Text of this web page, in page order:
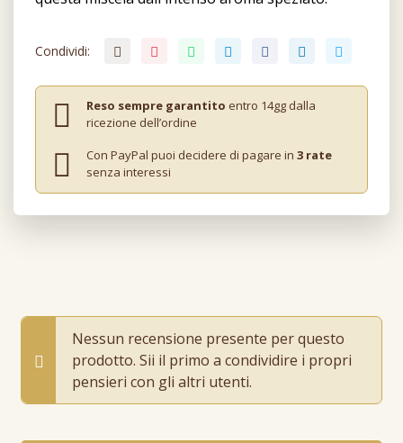
Condividi:
Reso sempre garantito entro 14gg dalla
ricezione dell’ordine
Con PayPal puoi decidere di pagare in 3 rate
senza interessi
Nessun recensione presente per questo
prodotto. Sii il primo a condividire i propri
pensieri con gli altri utenti.